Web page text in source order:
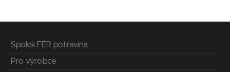
Spolek FÉR potravina
Pro výrobce